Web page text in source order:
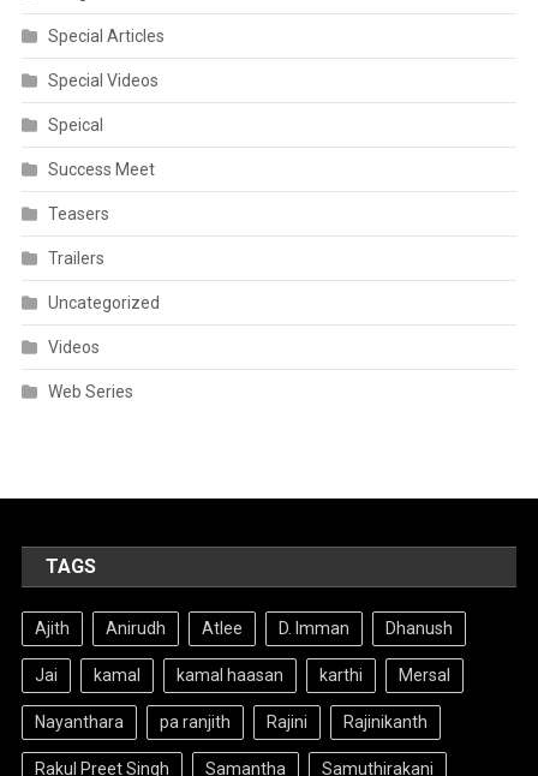
Special Articles
Special Videos
Speical
Success Meet
Teasers
Trailers
Uncategorized
Videos
Web Series
TAGS
Ajith Anirudh Atlee D. Imman Dhanush
Jai kamal kamal haasan karthi Mersal
Nayanthara pa ranjith Rajini Rajinikanth
Rakul Preet Singh Samantha Samuthirakani